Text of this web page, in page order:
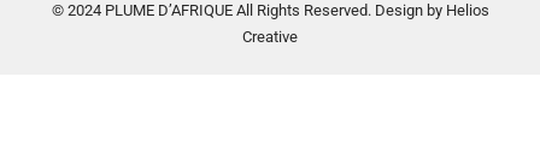
© 2024 PLUME D’AFRIQUE All Rights Reserved. Design by Helios
Creative